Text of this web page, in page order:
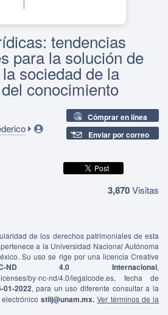
tendencias
para la solución de
sociedad de la
conocimiento
Cómprar en línea
Enviar por correo
3,870Visitas
de los derechos patrimoniales de esta
a la Universidad Nacional Autónoma
Su uso se rige por una licencia Creative
NC-ND 4.0 Internacional,
licenses/by-nc-nd/4.0/legalcode.es, fecha de
01-2022, para un uso diferente consultar a la
electrónicostiij@unam.mx. Ver términos de la